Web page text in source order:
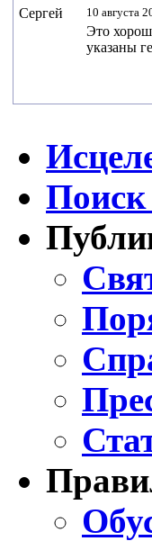
Сергей 10 августа
Это
указаны